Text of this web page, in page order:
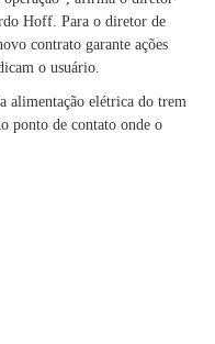
Hoff. Para o diretor de
contrato garante ações
o usuário.
alimentação elétrica do trem
ponto de contato onde o